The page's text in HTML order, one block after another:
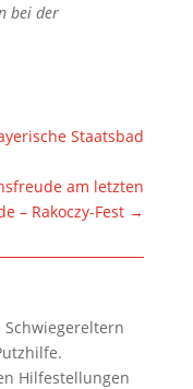
bei der
Staatsbad
am letzten
– Rakoczy-Fest →
Hilfestellungen